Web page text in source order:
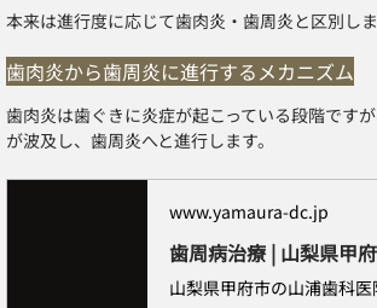
本来は進行度に応じて歯肉炎・歯周炎と区別し
歯肉炎から歯周炎に進行するメカニズム
歯肉炎は歯ぐきに炎症が起こっている段階です
が波及し、歯周炎へと進行します。
www.yamaura-dc.jp
歯周病治療 | 山梨県甲